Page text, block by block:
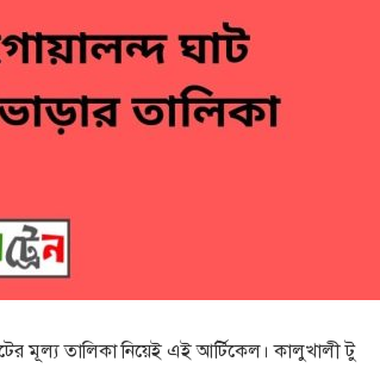
মূল্য তালিকা নিয়েই এই আর্টিকেল। কালুখালী টু